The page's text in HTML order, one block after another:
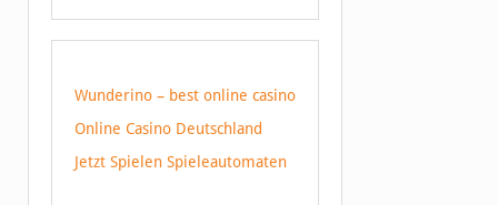
Wunderino – best online casino
Online Casino Deutschland
Jetzt Spielen Spieleautomaten